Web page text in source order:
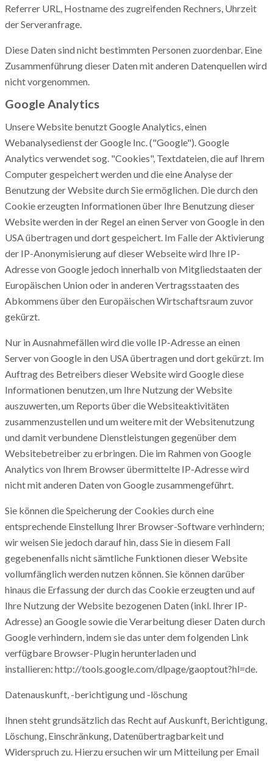
Referrer URL, Hostname des zugreifenden Rechners, Uhrzeit
der Serveranfrage.
Diese Daten sind nicht bestimmten Personen zuordenbar. Eine
Zusammenführung dieser Daten mit anderen Datenquellen wird
nicht vorgenommen.
Google Analytics
Unsere Website benutzt Google Analytics, einen
Webanalysedienst der Google Inc. ("Google"). Google
Analytics verwendet sog. "Cookies", Textdateien, die auf Ihrem
Computer gespeichert werden und die eine Analyse der
Benutzung der Website durch Sie ermöglichen. Die durch den
Cookie erzeugten Informationen über Ihre Benutzung dieser
Website werden in der Regel an einen Server von Google in den
USA übertragen und dort gespeichert. Im Falle der Aktivierung
der IP-Anonymisierung auf dieser Webseite wird Ihre IP-
Adresse von Google jedoch innerhalb von Mitgliedstaaten der
Europäischen Union oder in anderen Vertragsstaaten des
Abkommens über den Europäischen Wirtschaftsraum zuvor
gekürzt.
Nur in Ausnahmefällen wird die volle IP-Adresse an einen
Server von Google in den USA übertragen und dort gekürzt. Im
Auftrag des Betreibers dieser Website wird Google diese
Informationen benutzen, um Ihre Nutzung der Website
auszuwerten, um Reports über die Websiteaktivitäten
zusammenzustellen und um weitere mit der Websitenutzung
und damit verbundene Dienstleistungen gegenüber dem
Websitebetreiber zu erbringen. Die im Rahmen von Google
Analytics von Ihrem Browser übermittelte IP-Adresse wird
nicht mit anderen Daten von Google zusammengeführt.
Sie können die Speicherung der Cookies durch eine
entsprechende Einstellung Ihrer Browser-Software verhindern;
wir weisen Sie jedoch darauf hin, dass Sie in diesem Fall
gegebenenfalls nicht sämtliche Funktionen dieser Website
vollumfänglich werden nutzen können. Sie können darüber
hinaus die Erfassung der durch das Cookie erzeugten und auf
Ihre Nutzung der Website bezogenen Daten (inkl. Ihrer IP-
Adresse) an Google sowie die Verarbeitung dieser Daten durch
Google verhindern, indem sie das unter dem folgenden Link
verfügbare Browser-Plugin herunterladen und
installieren: http://tools.google.com/dlpage/gaoptout?hl=de.
Datenauskunft, -berichtigung und -löschung
Ihnen steht grundsätzlich das Recht auf Auskunft, Berichtigung,
Löschung, Einschränkung, Datenübertragbarkeit und
Widerspruch zu. Hierzu ersuchen wir um Mitteilung per Email